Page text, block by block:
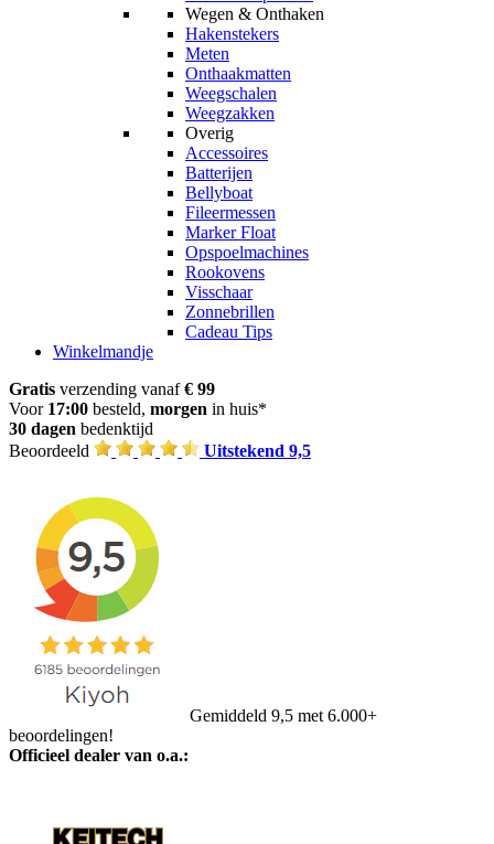
Wegen & Onthaken
Hakenstekers
Meten
Onthaakmatten
Weegschalen
Weegzakken
Overig
Accessoires
Batterijen
Bellyboat
Fileermessen
Marker Float
Opspoelmachines
Rookovens
Visschaar
Zonnebrillen
Cadeau Tips
Winkelmandje
Gratis verzending vanaf€ 99
Voor 17:00 besteld, morgen in huis*
30 dagen bedenktijd
Beoordeeld
Uitstekend 9,5
Gemiddeld 9,5 met 6.000+
beoordelingen!
Officieel dealer van o.a.: